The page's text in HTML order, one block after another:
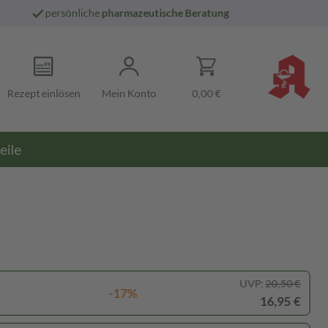
persönliche pharmazeutische Beratung
Rezept einlösen Mein Konto 0,00 €
-17%
UVP: 20,50 €
16,95 €